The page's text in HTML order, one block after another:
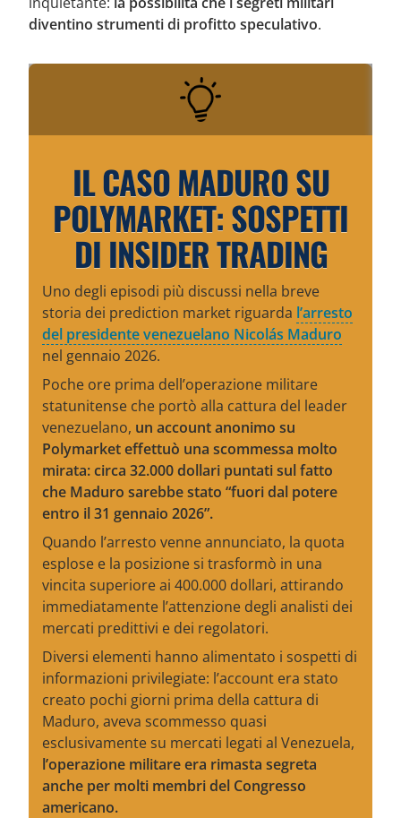
diventino strumenti di profitto speculativo.
IL CASO MADURO SU
POLYMARKET: SOSPETTI
DI INSIDER TRADING
Uno degli episodi più discussi nella breve
storia dei prediction market riguarda l’arresto
del presidente venezuelano Nicolás Maduro
nel gennaio 2026.
Poche ore prima dell’operazione militare
statunitense che portò alla cattura del leader
venezuelano, un account anonimo su
Polymarket effettuò una scommessa molto
mirata: circa 32.000 dollari puntati sul fatto
che Maduro sarebbe stato “fuori dal potere
entro il 31 gennaio 2026”.
Quando l’arresto venne annunciato, la quota
esplose e la posizione si trasformò in una
vincita superiore ai 400.000 dollari, attirando
immediatamente l’attenzione degli analisti dei
mercati predittivi e dei regolatori.
Diversi elementi hanno alimentato i sospetti di
informazioni privilegiate: l’account era stato
creato pochi giorni prima della cattura di
Maduro, aveva scommesso quasi
esclusivamente su mercati legati al Venezuela,
l’operazione militare era rimasta segreta
anche per molti membri del Congresso
americano.